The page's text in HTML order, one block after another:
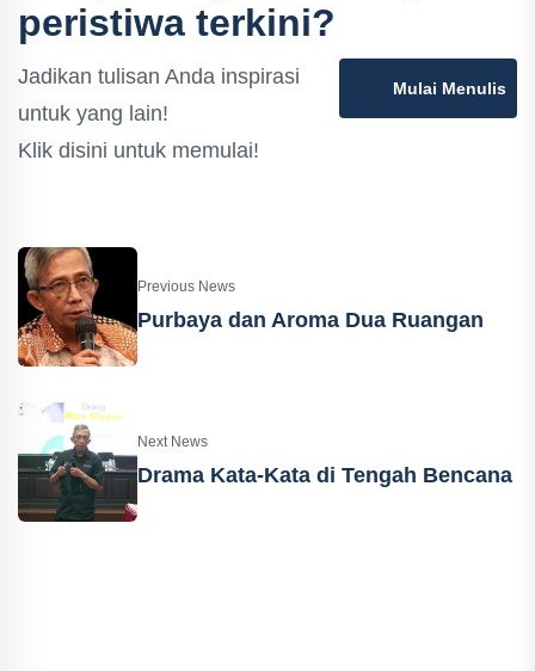
peristiwa terkini?
Jadikan tulisan Anda inspirasi
untuk yang lain!
Klik disini untuk memulai!
Mulai Menulis
Previous News
Purbaya dan Aroma Dua Ruangan
Next News
Drama Kata-Kata di Tengah Bencana